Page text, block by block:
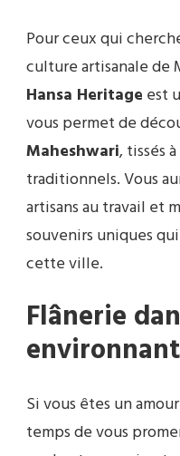
Pour ceux qui
culture artisanale de
Hansa Heritage est
vous permet de
Maheshwari, tissés
traditionnels. Vous
artisans au travail et
souvenirs uniques
cette ville.
Flânerie
Si vous êtes un
temps de vous